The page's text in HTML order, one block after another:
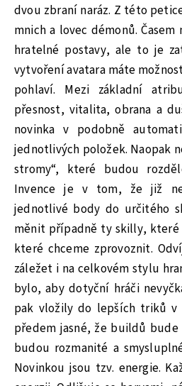
dvou zbraní naráz. Z této
mnich a lovec démonů.
hratelné postavy, ale to je
vytvoření avatara máte
pohlaví. Mezi základní
přesnost, vitalita, obrana a
novinka v podobně
jednotlivých položek. Naopak
stromy“, které budou
Invence je v tom, že již
jednotlivé body do určitého
měnit případně ty skilly, které
které chceme zprovoznit.
záležet i na celkovém stylu
bylo, aby dotyční hráči
pak vložily do lepších triků v
předem jasné, že buildů
budou rozmanité a
Novinkou jsou tzv. energie.